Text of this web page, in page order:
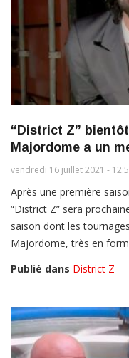
“District Z”
Majordome a un
vendredi 16 juillet 2021 -
Après une première
“District Z” sera
saison dont les
Majordome, très en
Publié dans District Z